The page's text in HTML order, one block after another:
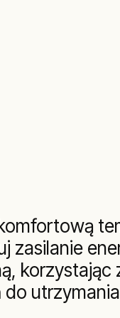
zasilanie
korzystając
do